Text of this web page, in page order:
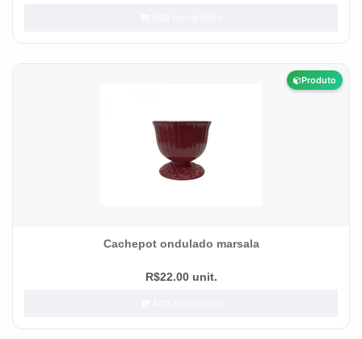
Produto
Cachepot ondulado marsala
R$22.00 unit.